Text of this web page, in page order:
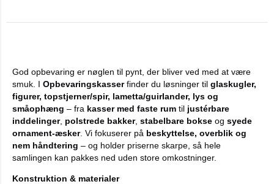
God opbevaring er nøglen til pynt, der bliver ved med at være
smuk. I Opbevaringskasserfinder du løsninger til glaskugler,
figurer, topstjerner/spir, lametta/guirlander, lys og
småophæng – fra kasser med faste rum til justérbare
inddelinger, polstrede bakker, stabelbare bokse og syede
ornament-æsker. Vi fokuserer på beskyttelse, overblik og
nem håndtering – og holder priserne skarpe, så hele
samlingen kan pakkes ned uden store omkostninger.
Konstruktion & materialer